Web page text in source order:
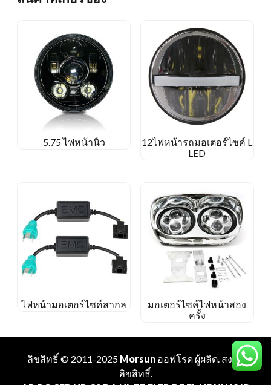
5.75 ไฟหน้านิ้ว
12ไฟหน้ารถมอเตอร์ไซค์ L
LED
ไฟหน้ามอเตอร์ไซค์สากล
มอเตอร์ไซค์ไฟหน้าสอง
ครั้ง
ลิขสิทธิ์ © 2011-2025 Morsunออฟโรด ผู้ผลิต. สงวน
ลิขสิทธิ์.